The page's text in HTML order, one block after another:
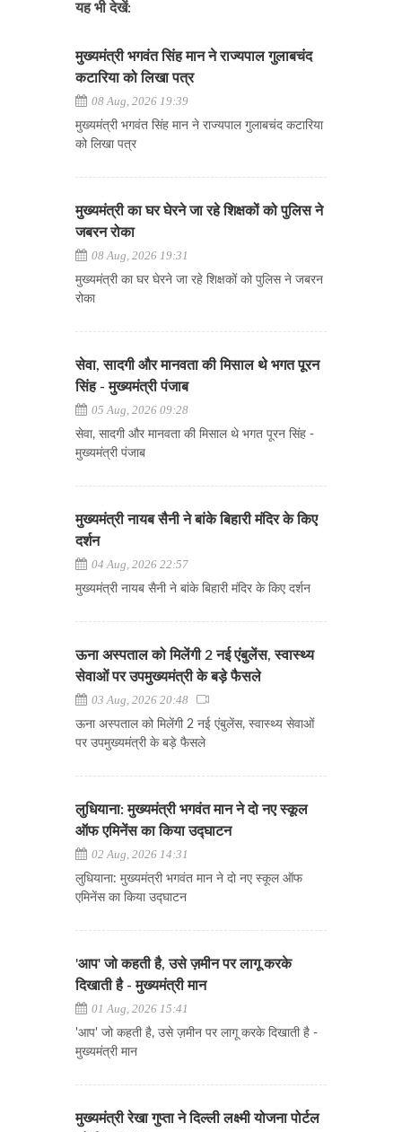
यह भी देखें:
मुख्यमंत्री भगवंत सिंह मान ने राज्यपाल गुलाबचंद
कटारिया को लिखा पत्र
08 Aug, 2026 19:39
मुख्यमंत्री भगवंत सिंह मान ने राज्यपाल गुलाबचंद कटारिया
को लिखा पत्र
मुख्यमंत्री का घर घेरने जा रहे शिक्षकों को पुलिस ने
जबरन रोका
08 Aug, 2026 19:31
मुख्यमंत्री का घर घेरने जा रहे शिक्षकों को पुलिस ने जबरन
रोका
सेवा, सादगी और मानवता की मिसाल थे भगत पूरन
सिंह - मुख्यमंत्री पंजाब
05 Aug, 2026 09:28
सेवा, सादगी और मानवता की मिसाल थे भगत पूरन सिंह -
मुख्यमंत्री पंजाब
मुख्यमंत्री नायब सैनी ने बांके बिहारी मंदिर के किए
दर्शन
04 Aug, 2026 22:57
मुख्यमंत्री नायब सैनी ने बांके बिहारी मंदिर के किए दर्शन
ऊना अस्पताल को मिलेंगी 2 नई एंबुलेंस, स्वास्थ्य
सेवाओं पर उपमुख्यमंत्री के बड़े फैसले
03 Aug, 2026 20:48
ऊना अस्पताल को मिलेंगी 2 नई एंबुलेंस, स्वास्थ्य सेवाओं
पर उपमुख्यमंत्री के बड़े फैसले
लुधियाना: मुख्यमंत्री भगवंत मान ने दो नए स्कूल
ऑफ एमिनेंस का किया उद्घाटन
02 Aug, 2026 14:31
लुधियाना: मुख्यमंत्री भगवंत मान ने दो नए स्कूल ऑफ
एमिनेंस का किया उद्घाटन
'आप' जो कहती है, उसे ज़मीन पर लागू करके
दिखाती है - मुख्यमंत्री मान
01 Aug, 2026 15:41
'आप' जो कहती है, उसे ज़मीन पर लागू करके दिखाती है -
मुख्यमंत्री मान
मुख्यमंत्री रेखा गुप्ता ने दिल्ली लक्ष्मी योजना पोर्टल